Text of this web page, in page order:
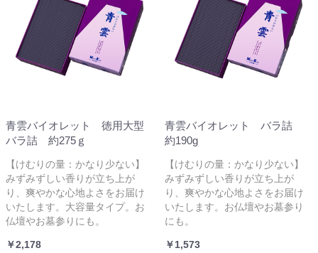
青雲バイオレット 徳用大型
バラ詰 約275ｇ
【けむりの量：かなり少ない】
みずみずしい香りが立ち上が
り、爽やかな心地よさをお届け
いたします。大容量タイプ。お
仏壇やお墓参りにも。
￥2,178
青雲バイオレット バラ詰
約190g
【けむりの量：かなり少ない】
みずみずしい香りが立ち上が
り、爽やかな心地よさをお届け
いたします。お仏壇やお墓参り
にも。
￥1,573